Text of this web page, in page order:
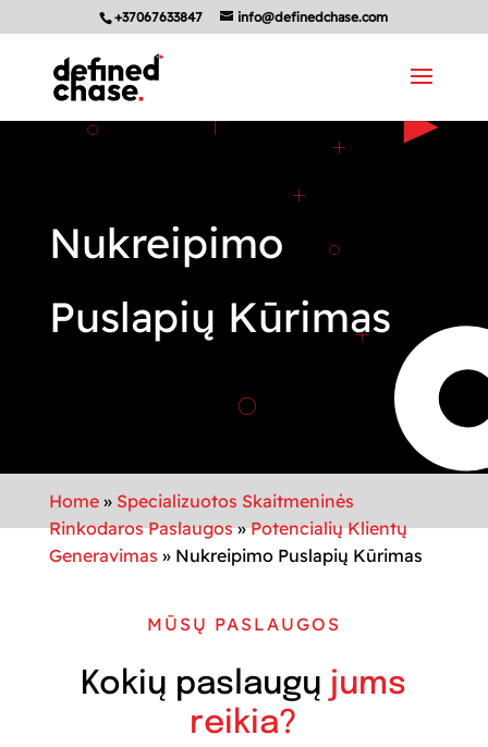
+37067633847 info@definedchase.com
Nukreipimo
Puslapių Kūrimas
Home» Specializuotos Skaitmeninės
Rinkodaros Paslaugos»Potencialių Klientų
Generavimas » Nukreipimo Puslapių Kūrimas
MŪSŲ PASLAUGOS
Kokių paslaugų jums
reikia?